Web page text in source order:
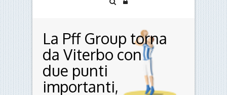
La Pff Group torna
da Viterbo con
due punti
importanti,